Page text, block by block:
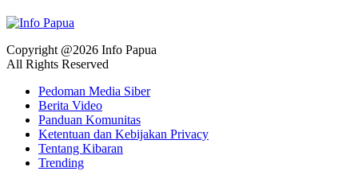
Copyright @2026 Info Papua
All Rights Reserved
Pedoman Media Siber
Berita Video
Panduan Komunitas
Ketentuan dan Kebijakan Privacy
Tentang Kibaran
Trending